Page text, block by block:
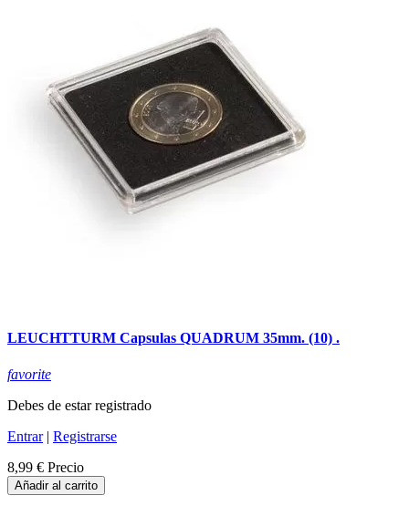
LEUCHTTURM Capsulas QUADRUM 35mm. (10) .
favorite
Debes de estar registrado
Entrar| Registrarse
8,99 € Precio
Añadir al carrito